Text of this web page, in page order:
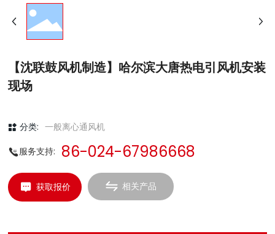
【沈联鼓风机制造】哈尔滨大唐热电引风机安装
现场
分类: 一般离心通风机
服务支持: 86-024-67986668
获取报价 相关产品